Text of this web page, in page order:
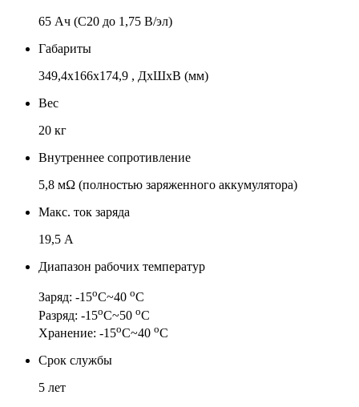
65 Ач (C20 до 1,75 В/эл)
Габариты
349,4x166x174,9 , ДхШхВ (мм)
Вес
20 кг
Внутреннее сопротивление
5,8 мΩ (полностью заряженного аккумулятора)
Макс. ток заряда
19,5 А
Диапазон рабочих температур
Заряд: -15оС~40 оС
Разряд: -15оС~50 оС
Хранение: -15оС~40 оС
Срок службы
5 лет